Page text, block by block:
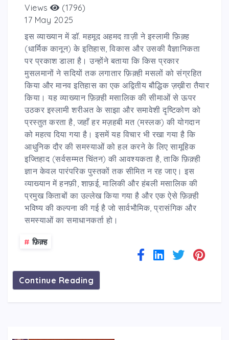
Views
(1796)
17 May 2025
इस व्याख्यान में डॉ. महमूद अहमद ग़ाज़ी ने इस्लामी फ़िक़्ह
(धार्मिक कानून) के इतिहास, विकास और उसकी वैज्ञानिकता
पर प्रकाश डाला है। उन्होंने बताया कि किस प्रकार
मुसलमानों ने सदियों तक लगातार फ़िक़्ही मसलों को संग्रहित
किया और मानव इतिहास का एक अद्वितीय बौद्धिक ज़ख़ीरा तैयार
किया। यह व्याख्यान फ़िक़्ही मसालिक की सीमाओं से ऊपर
उठकर इस्लामी शरीअत के साझा और समावेशी दृष्टिकोण को
प्रस्तुत करता है, जहाँ हर मज़हबी मत (मस्लक) की योगदान
को महत्व दिया गया है। इसमें यह विचार भी रखा गया है कि
आधुनिक दौर की समस्याओं को हल करने के लिए सामूहिक
इज्तिहाद (सर्वसम्मत चिंतन) की आवश्यकता है, ताकि फ़िक़्ही
ज्ञान केवल पारंपरिक पुस्तकों तक सीमित न रह जाए। इस
व्याख्यान में हनफ़ी, शाफ़ई, मालिकी और हंबली मसालिक की
प्रमुख किताबों का उल्लेख किया गया है और एक ऐसे फ़िक़्ही
भविष्य की कल्पना की गई है जो सार्वभौमिक, प्रासंगिक और
समस्याओं का समाधानकर्ता हो।
# फ़िक़्ह
Continue Reading